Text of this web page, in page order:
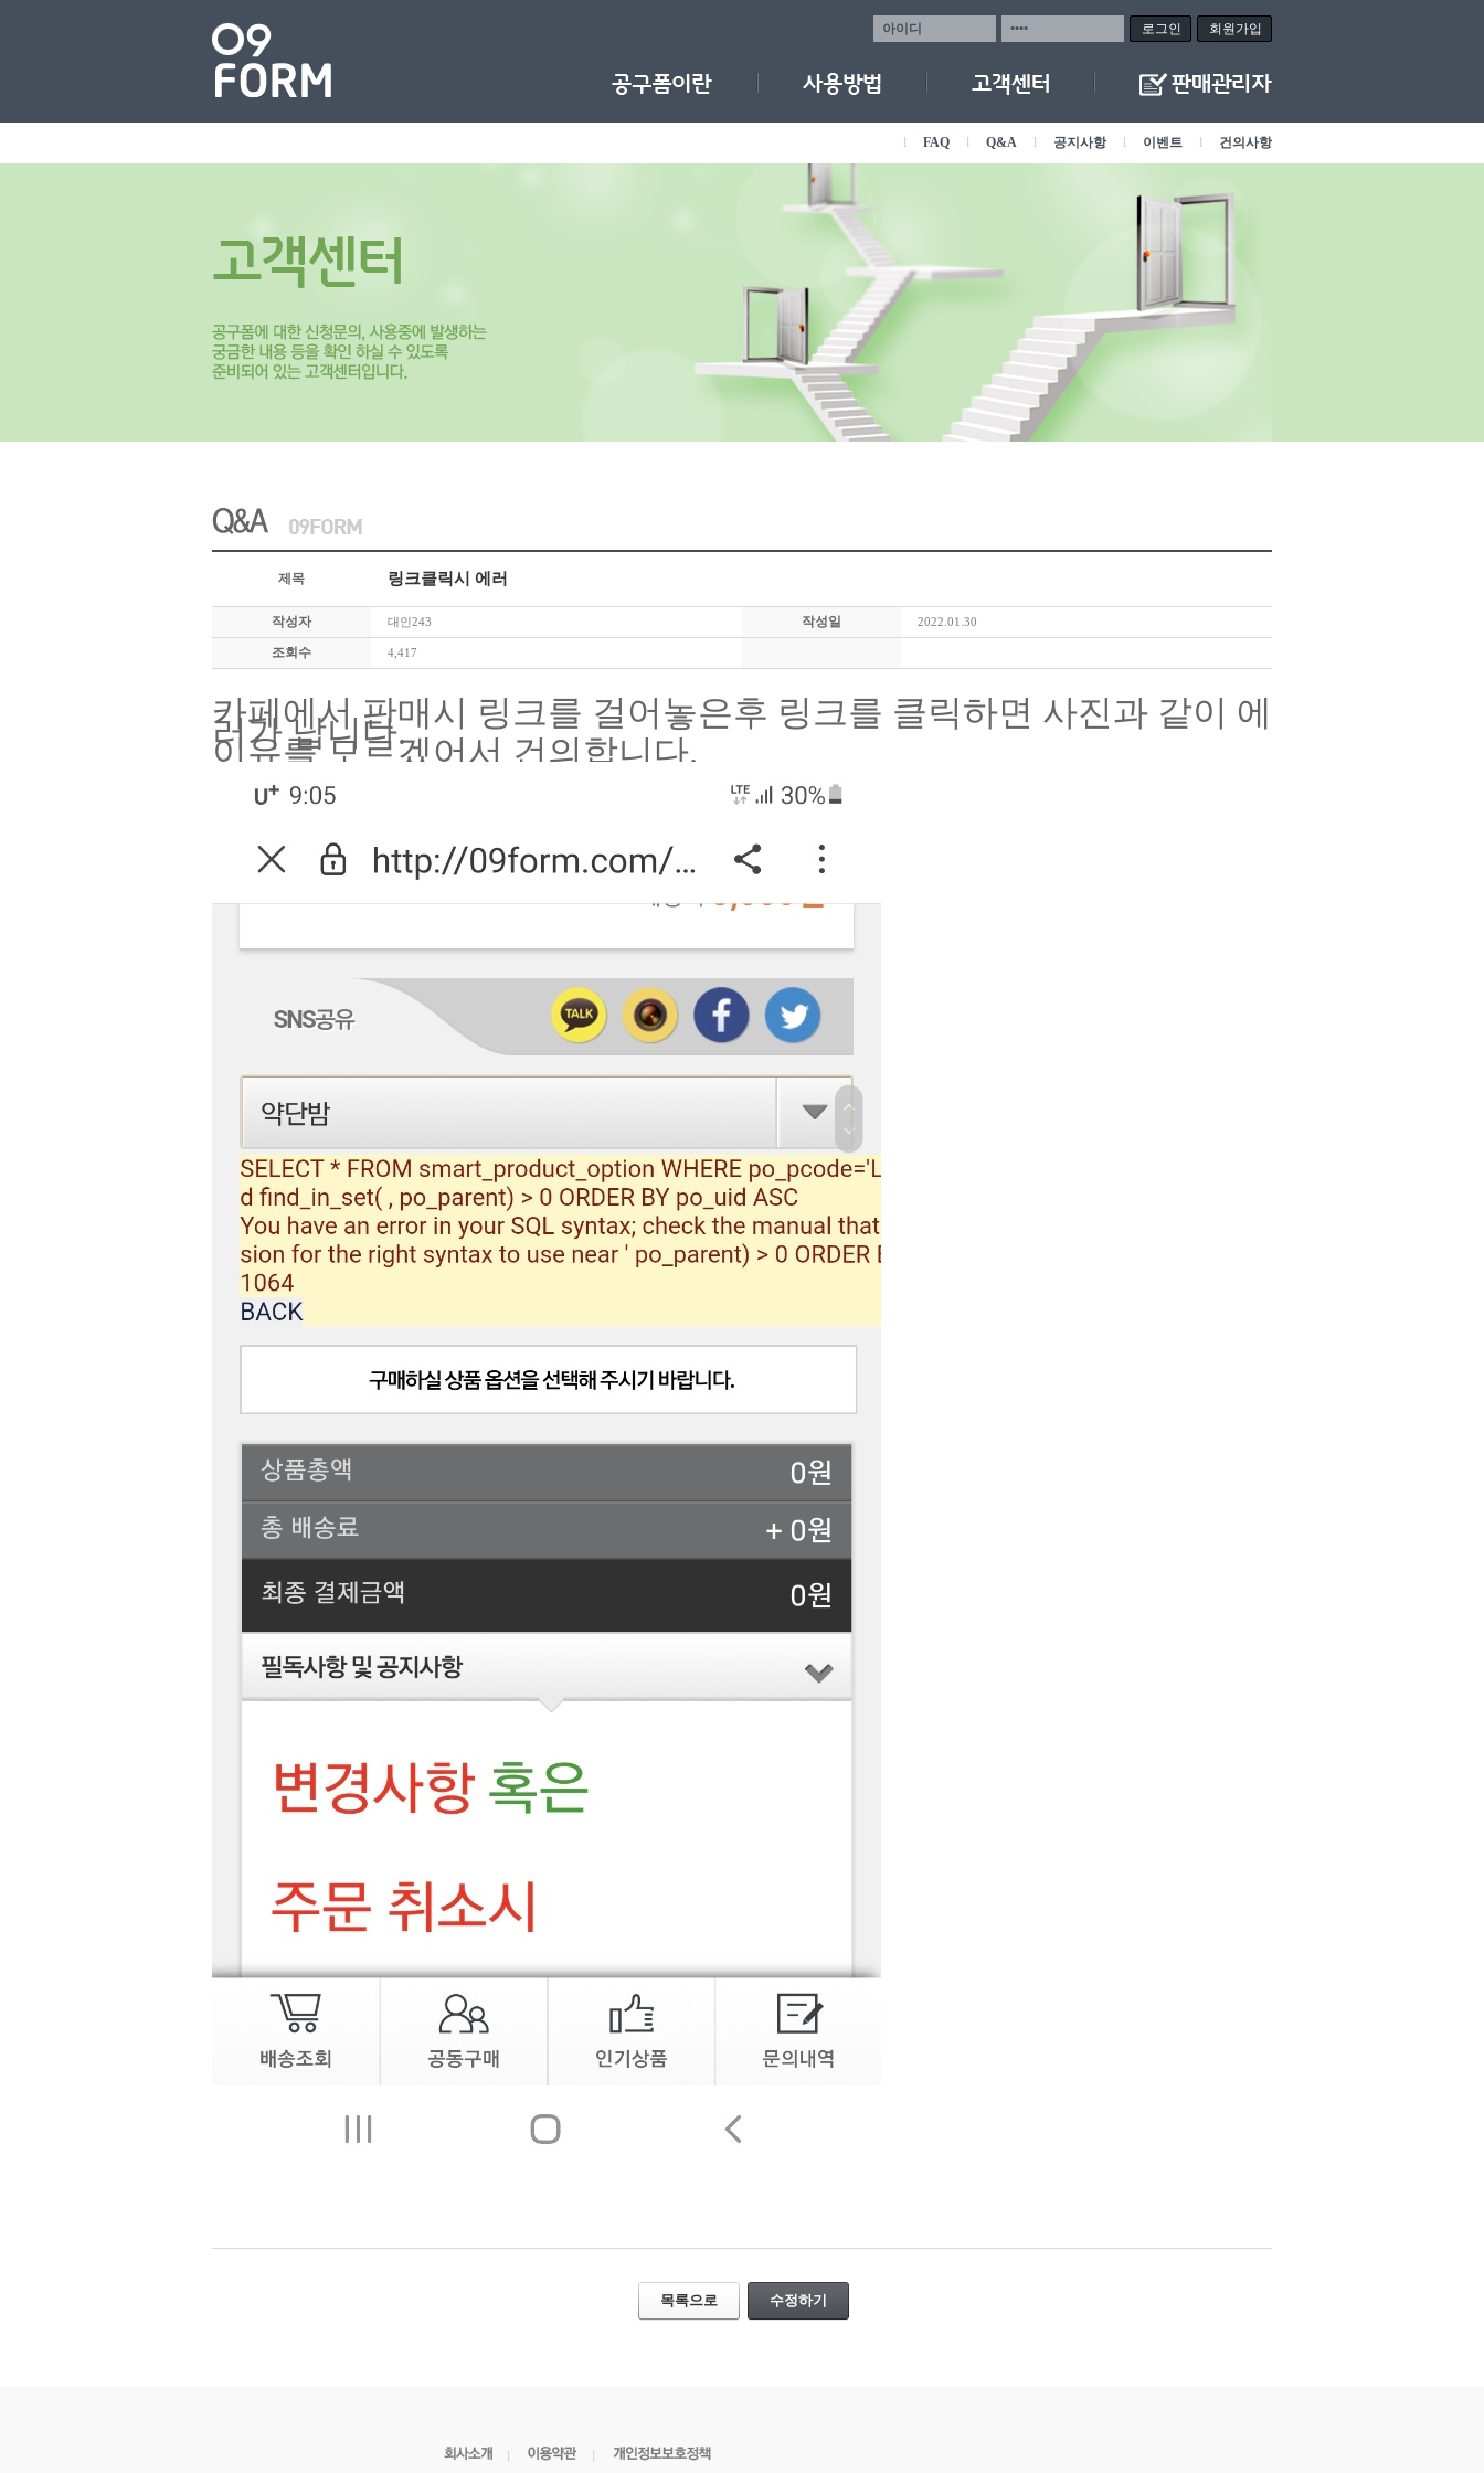
회원가입
FAQ Q&A 공지사항 이벤트 건의사항
제목 링크클릭시 에러
작성자 대인243 작성일 2022.01.30
조회수 4,417
카페에서 판매시 링크를 걸어놓은후 링크를 클릭하면 사진과 같이 에
러가 납니다.
이유를 모르겠어서 건의합니다.
목록으로 수정하기